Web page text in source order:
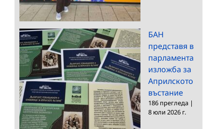
БАН
представя в
парламента
изложба за
Априлското
въстание
186 прегледа |
8 юли 2026 г.